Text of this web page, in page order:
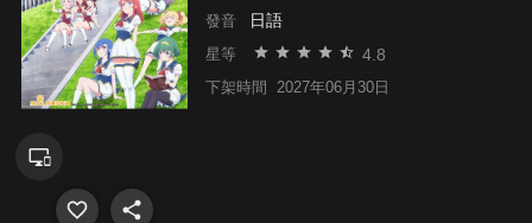
發音 日語
星等 4.8
下架時間 2027年06月30日